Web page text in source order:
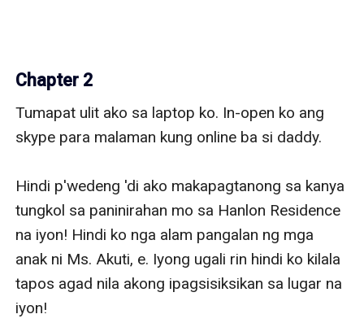
Chapter 2
Tumapat ulit ako sa laptop ko. In-open ko ang
skype para malaman kung online ba si daddy.
Hindi p'wedeng 'di ako makapagtanong sa kanya
tungkol sa paninirahan mo sa Hanlon Residence
na iyon! Hindi ko nga alam pangalan ng mga
anak ni Ms. Akuti, e. Iyong ugali rin hindi ko kilala
tapos agad nila akong ipagsisiksikan sa lugar na
iyon!